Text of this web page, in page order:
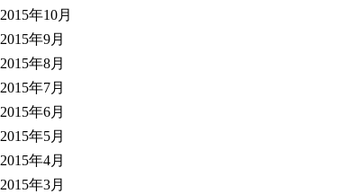
2015年10月
2015年9月
2015年8月
2015年7月
2015年6月
2015年5月
2015年4月
2015年3月